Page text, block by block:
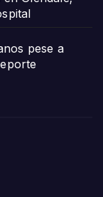
pese a